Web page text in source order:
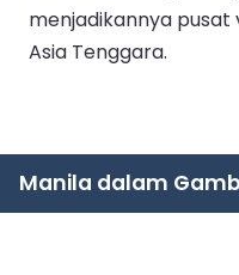
menjadikannya
Asia Tenggara.
Manila dalam